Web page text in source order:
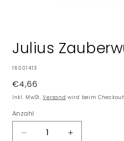
Modal
öffnen
Julius
SKU:
16001413
Normaler
Preis
€4,66
Inkl. MwSt.Versand wird beim
Anzahl
Verringere
Erhöhe